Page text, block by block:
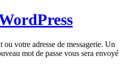
votre adresse de messagerie. Un
mot de passe vous sera envoyé